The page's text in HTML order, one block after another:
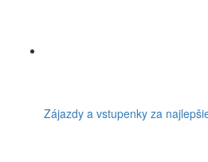
Zájazdy a vstupenky za